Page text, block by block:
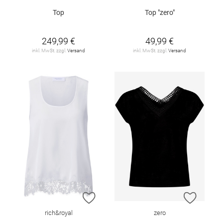
Top
249,99 €
inkl. MwSt. zzgl. Versand
Top "zero"
49,99 €
inkl. MwSt. zzgl. Versand
ZUR WUNSCHLISTE HINZUFÜGEN
rich&royal
ZUR
zero